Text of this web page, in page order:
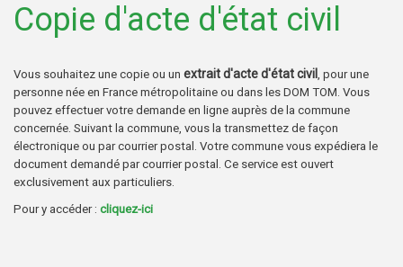
Copie d'acte d'état civil
Vous souhaitez une copie ou un extrait d'acte d'état civil , pour une
personne née en France métropolitaine ou dans les DOM TOM. Vous
pouvez effectuer votre demande en ligne auprès de la commune
concernée. Suivant la commune, vous la transmettez de façon
électronique ou par courrier postal. Votre commune vous expédiera le
document demandé par courrier postal. Ce service est ouvert
exclusivement aux particuliers.
Pour y accéder : cliquez-ici